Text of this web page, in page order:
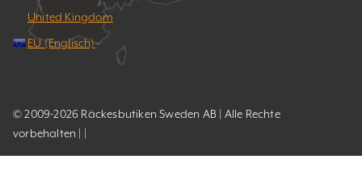
United Kingdom
EU (Englisch)
© 2009-2026 Räckesbutiken Sweden AB | Alle Rechte
vorbehalten | |